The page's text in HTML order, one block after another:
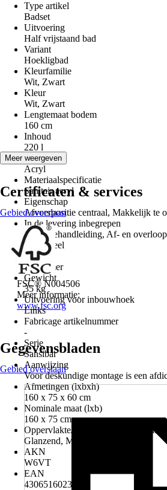
Type artikel
Badset
Uitvoering
Half vrijstaand bad
Variant
Hoekligbad
Kleurfamilie
Wit, Zwart
Kleur
Wit, Zwart
Lengtemaat bodem
160 cm
Inhoud
220 l
Materiaal
Acryl
Materiaalspecificatie
Sanitair acryl
Eigenschap
Afvoerpositie centraal, Makkelijk te
In de levering inbegrepen
Montagehandleiding, Af- en
Badpaneel
Ruimtes
Badkamer
Gewicht
35 kg
Uitvoering voor inbouwhoek
Links
Fabricage artikelnummer
-
Serie
Sansibar
Aanwijzing
Voor deskundige montage is een
Afmetingen (lxbxh)
160 x 75 x 60 cm
Nominale maat (lxb)
160 x 75 cm
Oppervlakte/Oppervlaktebehandeling
Glanzend, Mat
AKN
W6VT
EAN
4306516023899
Meer weergeven
Certificaten & services
Gebied overslaan
FSC® N004506
Meer informatie:
www.fsc.org
Gegevensbladen
Gebied overslaan